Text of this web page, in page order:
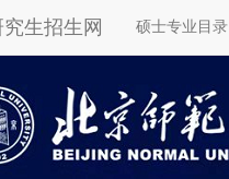
生招生网 硕士专业目录